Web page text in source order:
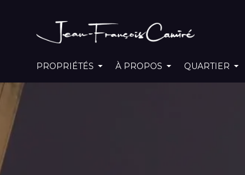
PROPRIÉTÉS À PROPOS QUARTIER